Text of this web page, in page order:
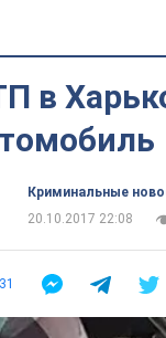
в
Криминальные
20.10.2017 22:08